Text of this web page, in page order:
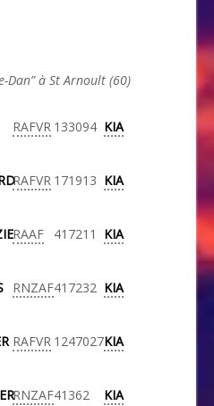
Dan” à St Arnoult (60)
RAFVR 133094 KIA
RAFVR 171913 KIA
RAAF 417211 KIA
RNZAF417232 KIA
RAFVR 1247027KIA
RNZAF41362 KIA